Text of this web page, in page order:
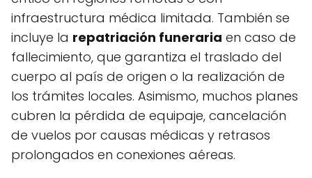
infraestructura médica limitada. También se
incluye la repatriación funeraria en caso de
fallecimiento, que garantiza el traslado del
cuerpo al país de origen o la realización de
los trámites locales. Asimismo, muchos planes
cubren la pérdida de equipaje, cancelación
de vuelos por causas médicas y retrasos
prolongados en conexiones aéreas.